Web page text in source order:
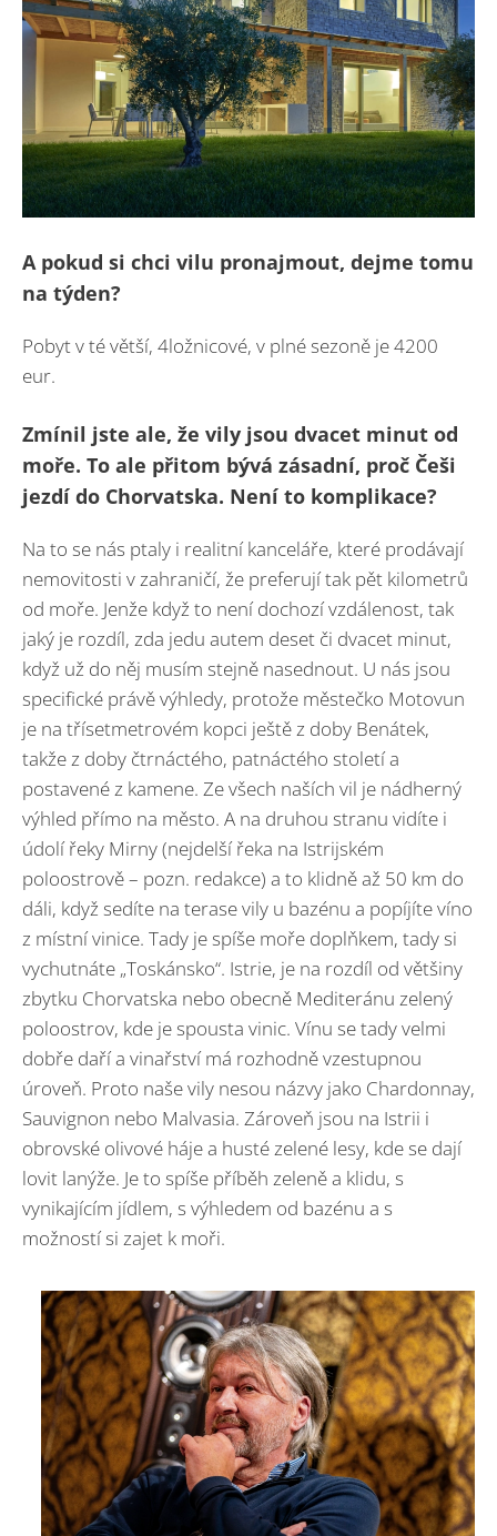
A pokud si chci vilu pronajmout, dejme tomu
na týden?
Pobyt v té větší, 4ložnicové, v plné sezoně je 4200
eur.
Zmínil jste ale, že vily jsou dvacet minut od
moře. To ale přitom bývá zásadní, proč Češi
jezdí do Chorvatska. Není to komplikace?
Na to se nás ptaly i realitní kanceláře, které prodávají
nemovitosti v zahraničí, že preferují tak pět kilometrů
od moře. Jenže když to není dochozí vzdálenost, tak
jaký je rozdíl, zda jedu autem deset či dvacet minut,
když už do něj musím stejně nasednout. U nás jsou
specifické právě výhledy, protože městečko Motovun
je na třísetmetrovém kopci ještě z doby Benátek,
takže z doby čtrnáctého, patnáctého století a
postavené z kamene. Ze všech naších vil je nádherný
výhled přímo na město. A na druhou stranu vidíte i
údolí řeky Mirny (nejdelší řeka na Istrijském
poloostrově – pozn. redakce) a to klidně až 50 km do
dáli, když sedíte na terase vily u bazénu a popíjíte víno
z místní vinice. Tady je spíše moře doplňkem, tady si
vychutnáte „Toskánsko“. Istrie, je na rozdíl od většiny
zbytku Chorvatska nebo obecně Mediteránu zelený
poloostrov, kde je spousta vinic. Vínu se tady velmi
dobře daří a vinařství má rozhodně vzestupnou
úroveň. Proto naše vily nesou názvy jako Chardonnay,
Sauvignon nebo Malvasia. Zároveň jsou na Istrii i
obrovské olivové háje a husté zelené lesy, kde se dají
lovit lanýže. Je to spíše příběh zeleně a klidu, s
vynikajícím jídlem, s výhledem od bazénu a s
možností si zajet k moři.